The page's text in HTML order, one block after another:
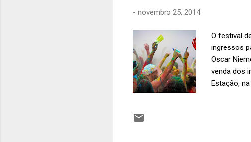
- novembro 25, 2014
O festival
ingressos
Oscar
venda dos
Estação,
novo lote